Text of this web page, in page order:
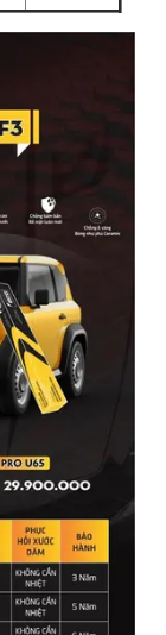
mỹ và tuổi
đến 29 triệu
bạch – thi công
29.900.000
9 Mil